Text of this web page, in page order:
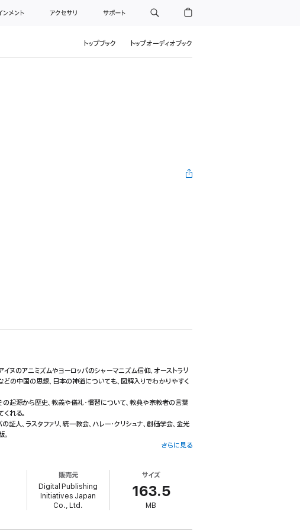
メント アクセサリ サポート
トップブック トップオーディオブック
ヌのアニミズムやヨーロッパのシャーマニズム信仰、オーストラリ
の中国の思想、日本の神道についても、図解入りでわかりやすく
の起源から歴史、教義や儀礼・慣習について、教典や宗教者の言葉
れる。
人、ラスタファリ、統一教会、ハレー・クリシュナ、創価学会、金光
さらに見る
販売元
Digital Publishing
Initiatives Japan
Co., Ltd.
サイズ
163.5
MB